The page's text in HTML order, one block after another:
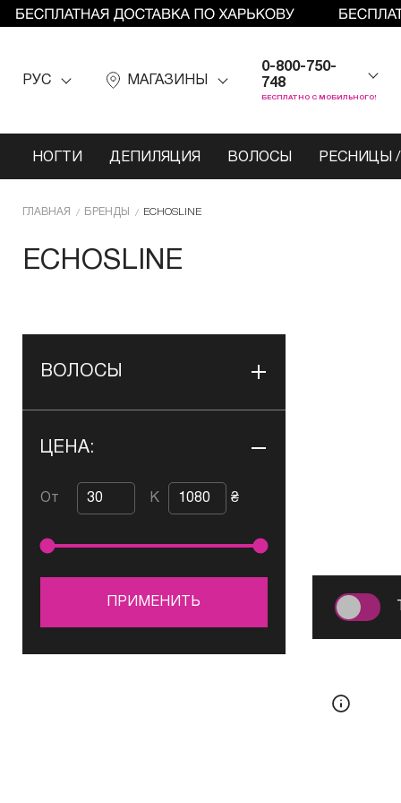
РУС МАГАЗИНЫ
0-800-750-
748
БЕСПЛАТНО С МОБИЛЬНОГО!
НОГТИ ДЕПИЛЯЦИЯ ВОЛОСЫ РЕСНИЦЫ
ГЛАВНАЯ БРЕНДЫ ECHOSLINE
ECHOSLINE
ВОЛОСЫ
ЦЕНА:
От К ₴
ПРИМЕНИТЬ